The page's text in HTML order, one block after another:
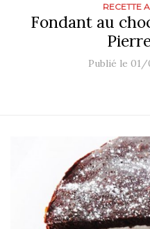
RECETTE
Fondant au
Publié le